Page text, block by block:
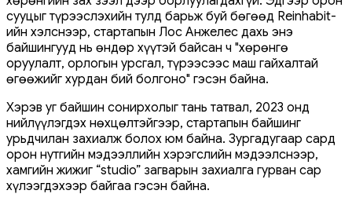
сууцыг түрээслэхийн тулд барьж буй бөгөөд Reinhabit-
ийн хэлснээр, стартапын Лос Анжелес дахь энэ
байшингууд нь өндөр хүүтэй байсан ч "хөрөнгө
оруулалт, орлогын урсгал, түрээсээс маш гайхалтай
өгөөжийг хурдан бий болгоно" гэсэн байна.
Хэрэв уг байшин сонирхолыг тань татвал, 2023 онд
нийлүүлэгдэх нөхцөлтэйгээр, стартапын байшинг
урьдчилан захиалж болох юм байна. Зургадугаар сард
орон нутгийн мэдээллийн хэрэгслийн мэдээлснээр,
хамгийн жижиг “studio” загварын захиалга гурван сар
хүлээгдэхээр байгаа гэсэн байна.